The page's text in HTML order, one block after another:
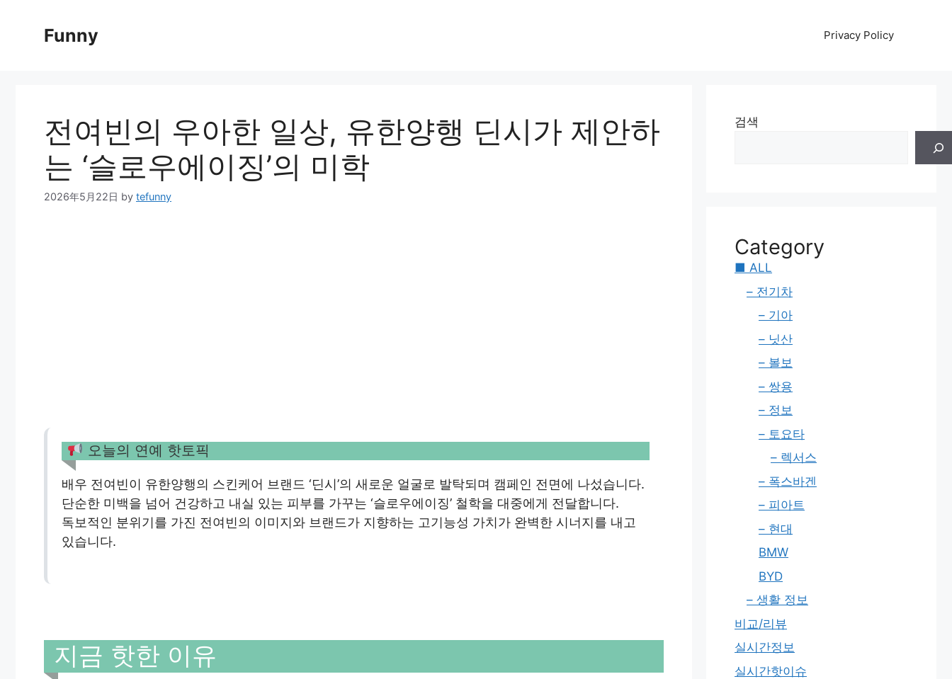
Funny Privacy Policy
전여빈의 우아한 일상, 유한양행 딘시가 제안하
는 ‘슬로우에이징’의 미학
2026年5月22日 by tefunny
오늘의 연예 핫토픽
배우 전여빈이 유한양행의 스킨케어 브랜드 ‘딘시’의 새로운 얼굴로 발탁되며 캠페인 전면에 나섰습니다.
단순한 미백을 넘어 건강하고 내실 있는 피부를 가꾸는 ‘슬로우에이징’ 철학을 대중에게 전달합니다.
독보적인 분위기를 가진 전여빈의 이미지와 브랜드가 지향하는 고기능성 가치가 완벽한 시너지를 내고
있습니다.
지금 핫한 이유
검색
Category
■ ALL
– 전기차
– 기아
– 닛산
– 볼보
– 쌍용
– 정보
– 토요타
– 렉서스
– 폭스바겐
– 피아트
– 현대
BMW
BYD
– 생활 정보
비교/리뷰
실시간정보
실시간핫이슈